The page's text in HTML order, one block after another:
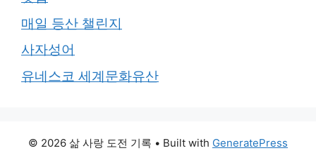
매일 등산 챌린지
사자성어
유네스코 세계문화유산
© 2026 삶 사랑 도전 기록 • Built with GeneratePress